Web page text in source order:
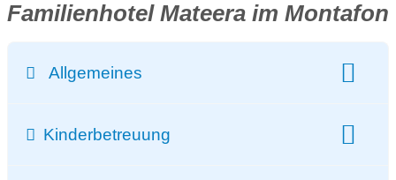
Familienhotel Mateera im Montafon
Allgemeines
Im Januar 2026 hat die Redaktion von kinderhotel.info auf
Kinderbetreuung